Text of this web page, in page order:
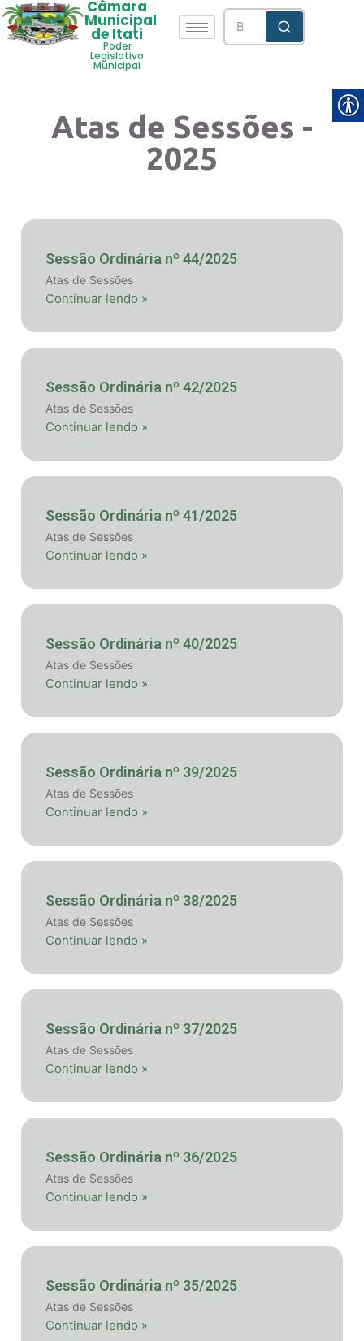
Câmara
Municipal
de Itati
Poder
Legislativo
Municipal
Atas de Sessões -
2025
Sessão Ordinária nº 44/2025
Atas de Sessões
Continuar lendo »
Sessão Ordinária nº 42/2025
Atas de Sessões
Continuar lendo »
Sessão Ordinária nº 41/2025
Atas de Sessões
Continuar lendo »
Sessão Ordinária nº 40/2025
Atas de Sessões
Continuar lendo »
Sessão Ordinária nº 39/2025
Atas de Sessões
Continuar lendo »
Sessão Ordinária nº 38/2025
Atas de Sessões
Continuar lendo »
Sessão Ordinária nº 37/2025
Atas de Sessões
Continuar lendo »
Sessão Ordinária nº 36/2025
Atas de Sessões
Continuar lendo »
Sessão Ordinária nº 35/2025
Atas de Sessões
Continuar lendo »